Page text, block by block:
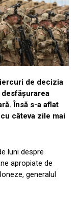
de decizia
desfășurarea
Însă s-a aflat
câteva zile mai
luni despre
apropiate de
generalul